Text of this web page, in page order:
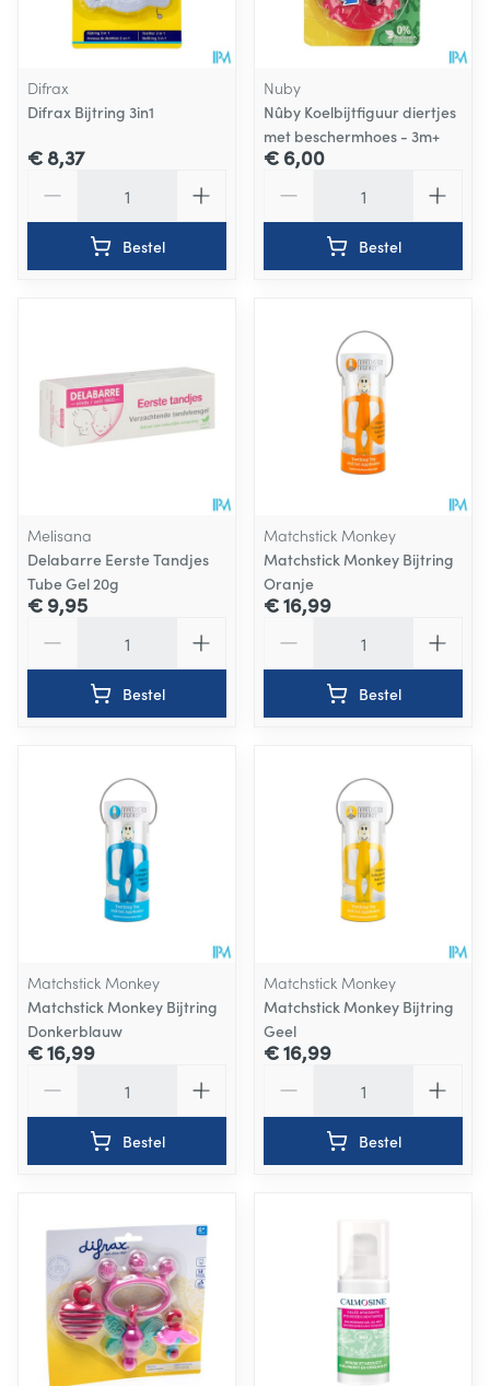
Difrax
Difrax Bijtring 3in1
€ 8,37
Bestel
Nuby
Nûby Koelbijtfiguur diertjes
met beschermhoes - 3m+
€ 6,00
Bestel
Melisana
Delabarre Eerste Tandjes
Tube Gel 20g
€ 9,95
Bestel
Matchstick Monkey
Matchstick Monkey Bijtring
Oranje
€ 16,99
Bestel
Matchstick Monkey
Matchstick Monkey Bijtring
Donkerblauw
€ 16,99
Bestel
Matchstick Monkey
Matchstick Monkey Bijtring
Geel
€ 16,99
Bestel